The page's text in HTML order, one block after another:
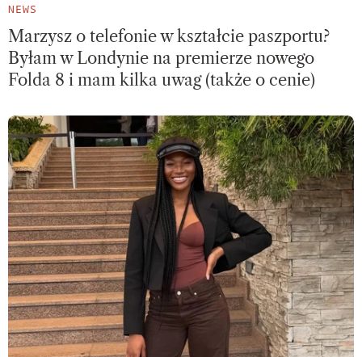
NEWS
Marzysz o telefonie w kształcie paszportu?
Byłam w Londynie na premierze nowego
Folda 8 i mam kilka uwag (także o cenie)